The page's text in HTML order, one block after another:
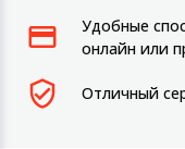
Удобные
онлайн или
Отличный